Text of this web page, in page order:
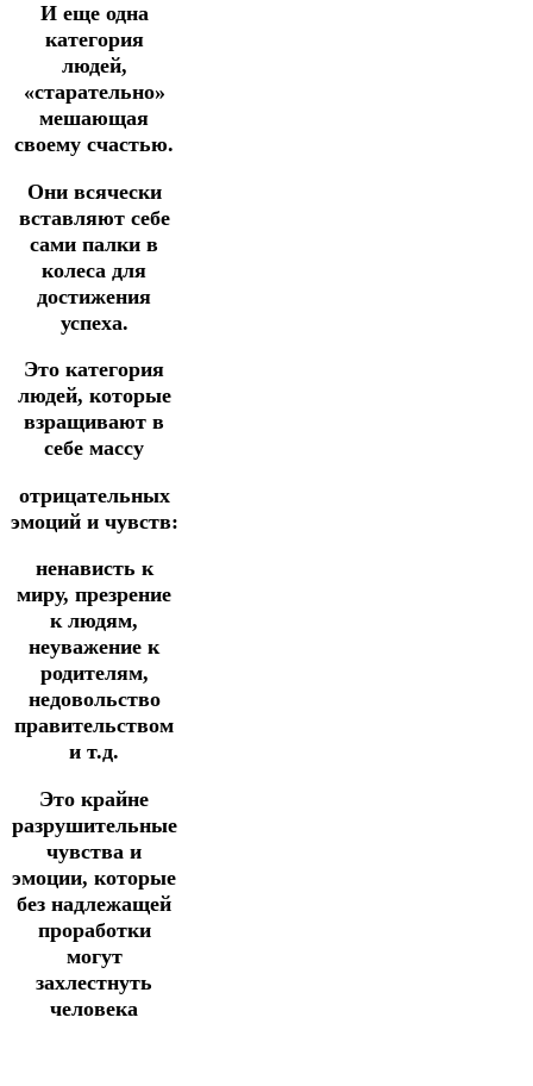
И еще одна
категория
людей,
«старательно»
мешающая
своему счастью.
Они всячески
вставляют себе
сами палки в
колеса для
достижения
успеха.
Это категория
людей, которые
взращивают в
себе массу
отрицательных
эмоций и чувств:
ненависть к
миру, презрение
к людям,
неуважение к
родителям,
недовольство
правительством
и т.д.
Это крайне
разрушительные
чувства и
эмоции, которые
без надлежащей
проработки
могут
захлестнуть
человека